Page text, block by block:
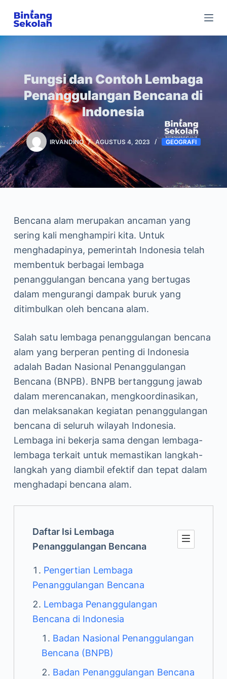
content
Fungsi dan Contoh Lembaga
Penanggulangan Bencana di
Indonesia
IRVANDINO AGUSTUS 4, 2023 GEOGRAFI
Bencana alam merupakan ancaman yang
sering kali menghampiri kita. Untuk
menghadapinya, pemerintah Indonesia telah
membentuk berbagai lembaga
penanggulangan bencana yang bertugas
dalam mengurangi dampak buruk yang
ditimbulkan oleh bencana alam.
Salah satu lembaga penanggulangan bencana
alam yang berperan penting di Indonesia
adalah Badan Nasional Penanggulangan
Bencana (BNPB). BNPB bertanggung jawab
dalam merencanakan, mengkoordinasikan,
dan melaksanakan kegiatan penanggulangan
bencana di seluruh wilayah Indonesia.
Lembaga ini bekerja sama dengan lembaga-
lembaga terkait untuk memastikan langkah-
langkah yang diambil efektif dan tepat dalam
menghadapi bencana alam.
Daftar Isi Lembaga
Penanggulangan Bencana
Pengertian Lembaga
Penanggulangan Bencana
Lembaga Penanggulangan
Bencana di Indonesia
Badan Nasional Penanggulangan
Bencana (BNPB)
Badan Penanggulangan Bencana